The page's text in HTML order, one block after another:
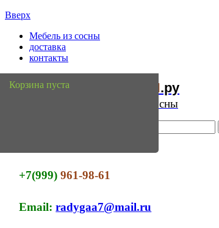
Вверх
Мебель из сосны
доставка
контакты
Мебель Сосны.ру
Интернет магазин мебели из сосны
+7(999)961-98-61
Email:radygaa7@mail.ru
Корзина пуста